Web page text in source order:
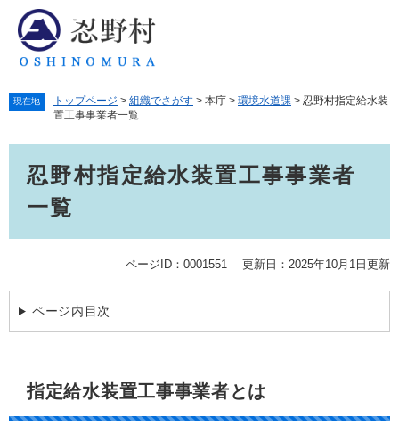
現在地 トップページ > 組織でさがす > 本庁 > 環境水道課 > 忍野村指定給水装
置工事事業者一覧
忍野村指定給水装置工事事業者
一覧
ページID：0001551 更新日：2025年10月1日更新
ページ内目次
指定給水装置工事事業者とは